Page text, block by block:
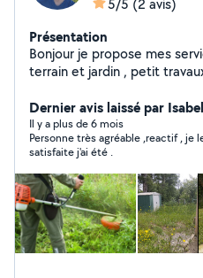
5/5 (2 avis)
Présentation
Bonjour je propose mes
terrain et jardin , petit travaux , réparation,
plaisir de vous servir ... a
Dernier avis laissé par
Il y a plus de 6 mois
Personne très agréable ,reactif , je
satisfaite j'ai été .